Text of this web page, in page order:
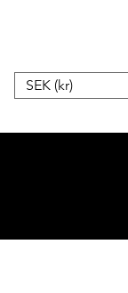
SEK (kr)